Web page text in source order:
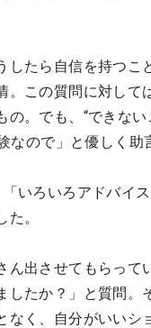
したら自信を持つこ
。この質問に対して
。でも、“できない
なので」と優しく助
いろいろアドバイ
。
ん出させてもらって
したか？」と質問。
なく、自分がいいシ